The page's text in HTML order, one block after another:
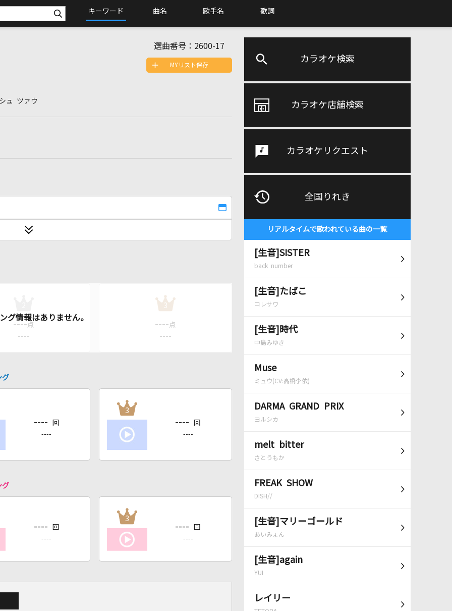
キーワード 曲名 歌手名 歌詞
カラオケ検索
カラオケ店舗検索
カラオケリクエスト
全国りれき
リアルタイムで歌われている曲の一覧
[生音]SISTER
back number
[生音]たばこ
コレサワ
[生音]時代
中島みゆき
Muse
ミュウ(CV:高橋李依)
DARMA GRAND PRIX
ヨルシカ
melt bitter
さとうもか
FREAK SHOW
DISH//
[生音]マリーゴールド
あいみょん
[生音]again
YUI
レイリー
選曲番号： 2600-17
ュ ツァウ
MYリスト保存
---- 点
----
3
---- 点
----
グ
---- 回
----
3
---- 回
----
グ
---- 回
----
3
---- 回
----